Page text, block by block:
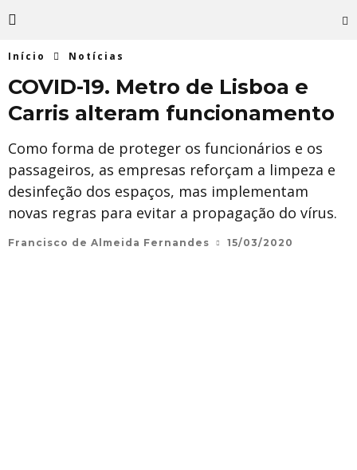
Início Notícias
COVID-19. Metro de Lisboa e
Carris alteram funcionamento
Como forma de proteger os funcionários e os
passageiros, as empresas reforçam a limpeza e
desinfeção dos espaços, mas implementam
novas regras para evitar a propagação do vírus.
Francisco de Almeida Fernandes 15/03/2020